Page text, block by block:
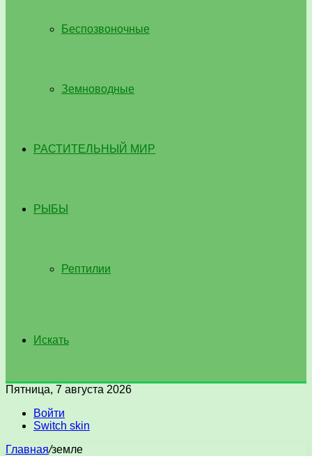
Беспозвоночные
Земноводные
РАСТИТЕЛЬНЫЙ МИР
РЫБЫ
Рептилии
Искать
Пятница, 7 августа 2026
Войти
Switch skin
Главная/земле